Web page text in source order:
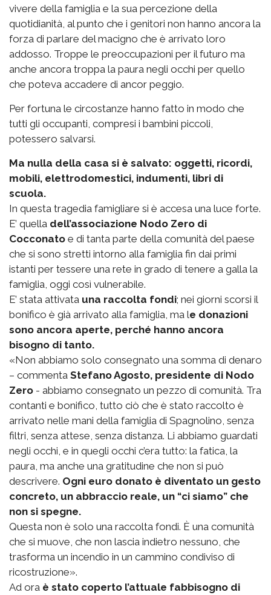
vivere della famiglia e la sua percezione della
quotidianità, al punto che i genitori non hanno ancora la
forza di parlare del macigno che è arrivato loro
addosso. Troppe le preoccupazioni per il futuro ma
anche ancora troppa la paura negli occhi per quello
che poteva accadere di ancor peggio.
Per fortuna le circostanze hanno fatto in modo che
tutti gli occupanti, compresi i bambini piccoli,
potessero salvarsi.
Ma nulla della casa si è salvato: oggetti, ricordi,
mobili, elettrodomestici, indumenti, libri di
scuola.
In questa tragedia famigliare si è accesa una luce forte.
E’ quella dell’associazione Nodo Zero di
Cocconato e di tanta parte della comunità del paese
che si sono stretti intorno alla famiglia fin dai primi
istanti per tessere una rete in grado di tenere a galla la
famiglia, oggi così vulnerabile.
E’ stata attivata una raccolta fondi; nei giorni scorsi il
bonifico è già arrivato alla famiglia, ma le donazioni
sono ancora aperte, perché hanno ancora
bisogno di tanto.
«Non abbiamo solo consegnato una somma di denaro
– commenta Stefano Agosto, presidente di Nodo
Zero - abbiamo consegnato un pezzo di comunità. Tra
contanti e bonifico, tutto ciò che è stato raccolto è
arrivato nelle mani della famiglia di Spagnolino, senza
filtri, senza attese, senza distanza. Li abbiamo guardati
negli occhi, e in quegli occhi c’era tutto: la fatica, la
paura, ma anche una gratitudine che non si può
descrivere. Ogni euro donato è diventato un gesto
concreto, un abbraccio reale, un “ci siamo” che
non si spegne.
Questa non è solo una raccolta fondi. È una comunità
che si muove, che non lascia indietro nessuno, che
trasforma un incendio in un cammino condiviso di
ricostruzione».
Ad ora è stato coperto l’attuale fabbisogno di